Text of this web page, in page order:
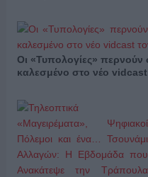
Οι «Τυπολογίες»
καλεσμένο στο νέο